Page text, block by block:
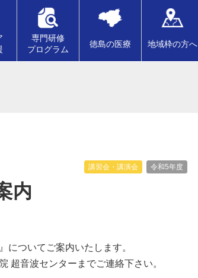
専門研修
プログラム
徳島の医療 地域枠の方へ
令和5年度
講習会・講演会
内
についてご案内いたします。
超音波センターまでご連絡下さい。